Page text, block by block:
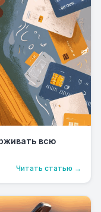
всю
Читать статью →